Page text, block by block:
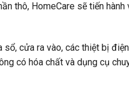
thô, HomeCare sẽ tiến
sổ, cửa ra vào, các thiệt bị
có hóa chất và dụng cụ